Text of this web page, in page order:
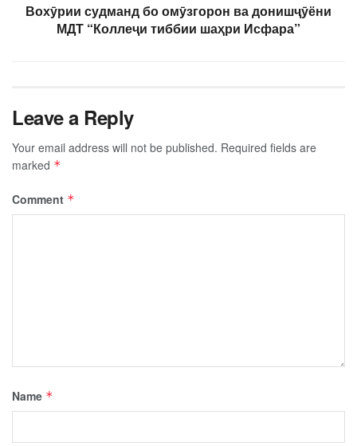
Вохӯрии судманд бо омӯзгорон ва донишҷӯёни
МДТ “Коллеҷи тиббии шаҳри Исфара”
Leave a Reply
Your email address will not be published. Required fields are
marked *
Comment *
Name *